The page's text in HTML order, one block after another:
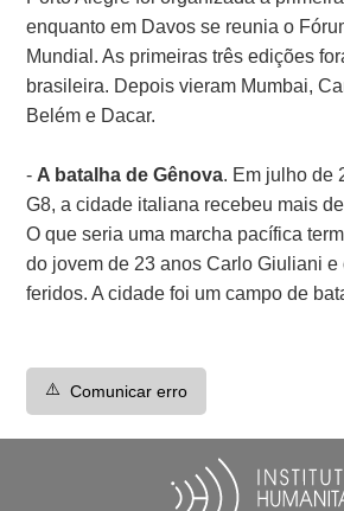
enquanto em Davos se reunia o
Mundial. As primeiras três edições
brasileira. Depois vieram Mumbai,
Belém e Dacar.
- A batalha de Gênova. Em julho de
G8, a cidade italiana recebeu mais
O que seria uma marcha pacífica
do jovem de 23 anos Carlo Giuliani e
feridos. A cidade foi um campo de
⚠️ Comunicar erro